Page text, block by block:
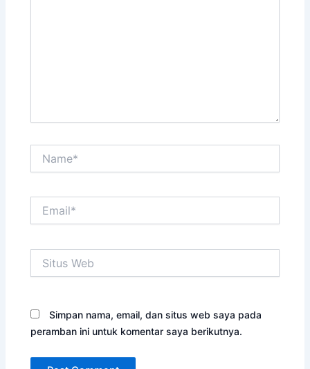
Web
Simpan nama, email, dan situs web saya pada
peramban ini untuk komentar saya berikutnya.